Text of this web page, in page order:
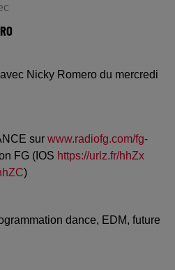
Nicky Romero du mercredi
sur www.radiofg.com/fg-
FG (IOS https://urlz.fr/hhZx
)
dance, EDM, future